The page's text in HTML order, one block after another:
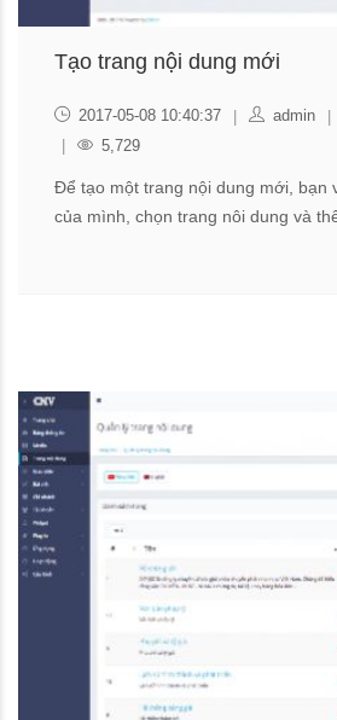
Tạo trang nội dung mới
2017-05-08 10:40:37 admin
5,729
Để tạo một trang nội dung mới, bạn
của mình, chọn trang nôi dung và